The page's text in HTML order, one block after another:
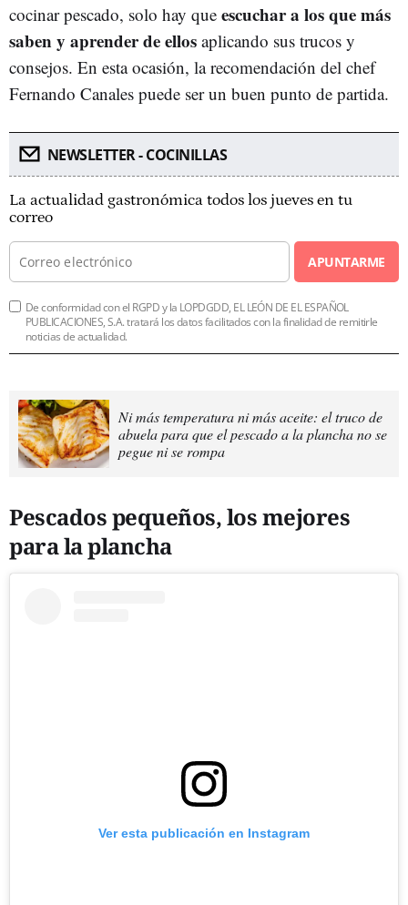
cocinar pescado, solo hay que escuchar a los que más
saben y aprender de ellos aplicando sus trucos y
consejos. En esta ocasión, la recomendación del chef
Fernando Canales puede ser un buen punto de partida.
NEWSLETTER - COCINILLAS
La actualidad gastronómica todos los jueves en tu
correo
APUNTARME
De conformidad con el RGPD y la LOPDGDD, EL LEÓN DE EL ESPAÑOL
PUBLICACIONES, S.A. tratará los datos facilitados con la finalidad de remitirle
noticias de actualidad.
Ni más temperatura ni más aceite: el truco de
abuela para que el pescado a la plancha no se
pegue ni se rompa
Pescados pequeños, los mejores
para la plancha
Ver esta publicación en Instagram